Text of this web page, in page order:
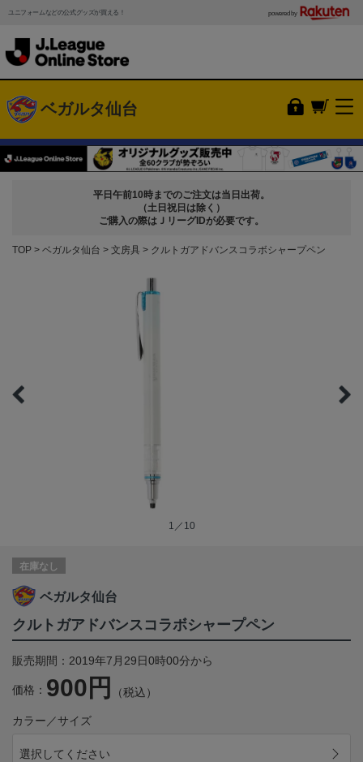
ユニフォームなどの公式グッズが買える！ powered by
ベガルタ仙台
平日午前10時までのご注文は当日出荷。
（土日祝日は除く）
ご購入の際はＪリーグIDが必要です。
TOP ベガルタ仙台 文房具 クルトガアドバンスコラボシャープペン
1／10
在庫なし
ベガルタ仙台
クルトガアドバンスコラボシャープペン
販売期間：2019年7月29日0時00分から
価格： 900円 （税込）
カラー／サイズ
選択してください